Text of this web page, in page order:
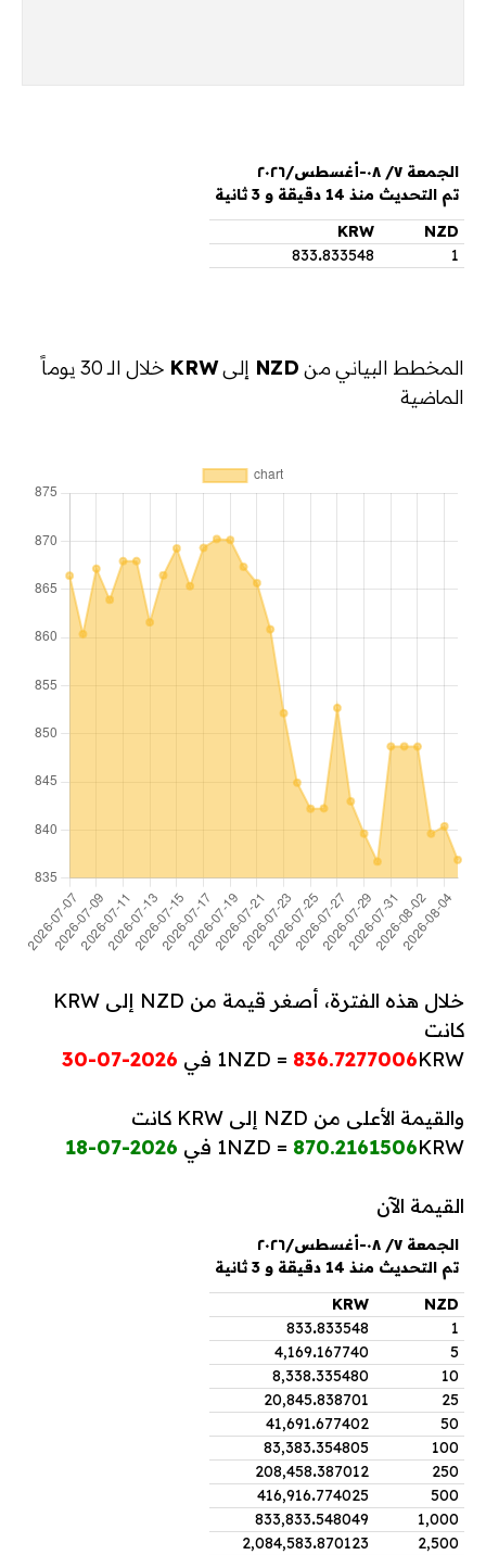
الجمعة ٧/ ٠٨-أغسطس/٢٠٢٦
تم التحديث منذ 14 دقيقة و 3 ثانية
NZD
KRW
1
833.833548
المخطط البياني من NZD إلىKRW
خلال الـ 30 يوماً
الماضية
خلال هذه الفترة، أصغر قيمة من NZD إلى KRW
كانت
1NZD = 836.7277006KRW في 2026-07-30
والقيمة الأعلى من NZD إلى KRW كانت
1NZD = 870.2161506KRW في 2026-07-18
القيمة الآن
الجمعة ٧/ ٠٨-أغسطس/٢٠٢٦
تم التحديث منذ 14 دقيقة و 3 ثانية
NZD
KRW
1
833.833548
5
4,169.167740
10
8,338.335480
25
20,845.838701
50
41,691.677402
100
83,383.354805
250
208,458.387012
500
416,916.774025
1,000
833,833.548049
2,500
2,084,583.870123